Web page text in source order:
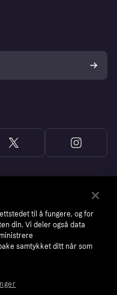
til å fungere, og for
din. Vi deler også data
samtykket ditt når som